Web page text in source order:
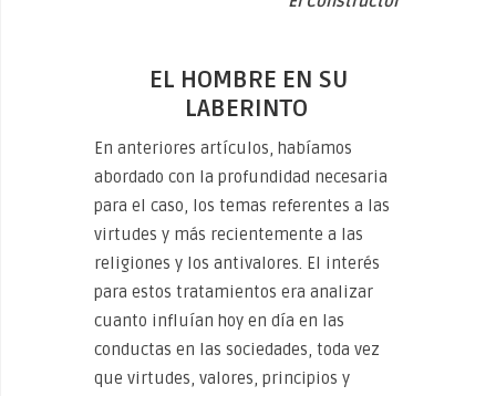
EL HOMBRE EN SU
LABERINTO
En anteriores artículos, habíamos
abordado con la profundidad necesaria
para el caso, los temas referentes a las
virtudes y más recientemente a las
religiones y los antivalores. El interés
para estos tratamientos era analizar
cuanto influían hoy en día en las
conductas en las sociedades, toda vez
que virtudes, valores, principios y